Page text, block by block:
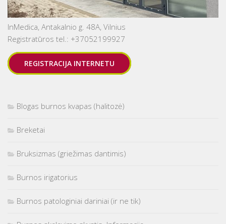
InMedica, Antakalnio g. 48A, Vilnius
Registratūros tel.: +37052199927
REGISTRACIJA INTERNETU
Blogas burnos kvapas (halitozė)
Breketai
Bruksizmas (griežimas dantimis)
Burnos irigatorius
Burnos patologiniai dariniai (ir ne tik)